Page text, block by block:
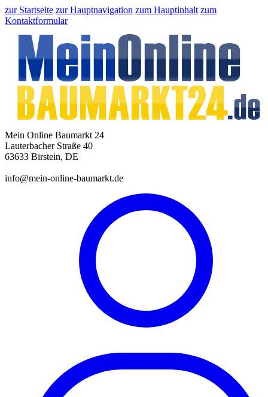
zur Startseite zur Hauptnavigation zum Hauptinhalt zum
Kontaktformular
Mein Online Baumarkt 24
Lauterbacher Straße 40
63633 Birstein, DE
info@mein-online-baumarkt.de